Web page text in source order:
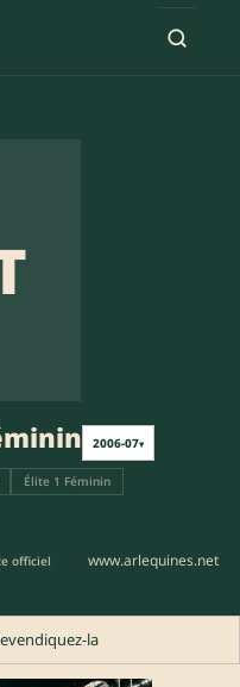
2006-07▾
Élite 1 Féminin
officiel www.arlequines.net
la